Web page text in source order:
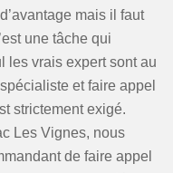
mais il faut
une tâche qui
les vrais expert sont au
et faire appel
strictement exigé.
Les Vignes, nous
de faire appel